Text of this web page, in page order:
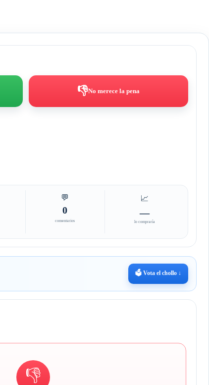
👎No merece la pena
💬
0
comentarios
📈
—
lo compraría
🗳️ Vota el chollo ↓
👎